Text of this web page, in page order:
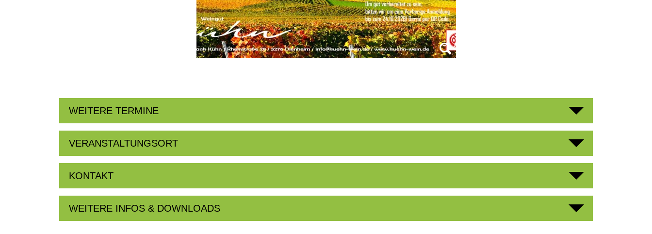
WEITERE TERMINE
VERANSTALTUNGSORT
KONTAKT
WEITERE INFOS & DOWNLOADS